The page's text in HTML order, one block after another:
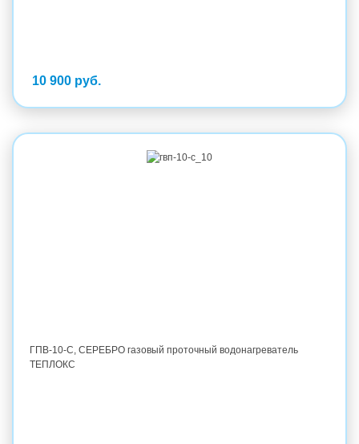
10 900 руб.
ГПВ-10-С, СЕРЕБРО газовый проточный водонагреватель
ТЕПЛОКС